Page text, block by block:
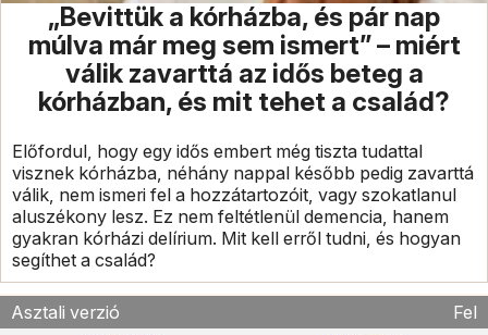
„Bevittük a kórházba, és pár nap
múlva már meg sem ismert” – miért
válik zavarttá az idős beteg a
kórházban, és mit tehet a család?
Előfordul, hogy egy idős embert még tiszta tudattal
visznek kórházba, néhány nappal később pedig zavarttá
válik, nem ismeri fel a hozzátartozóit, vagy szokatlanul
aluszékony lesz. Ez nem feltétlenül demencia, hanem
gyakran kórházi delírium. Mit kell erről tudni, és hogyan
segíthet a család?
Asztali verzió Fel